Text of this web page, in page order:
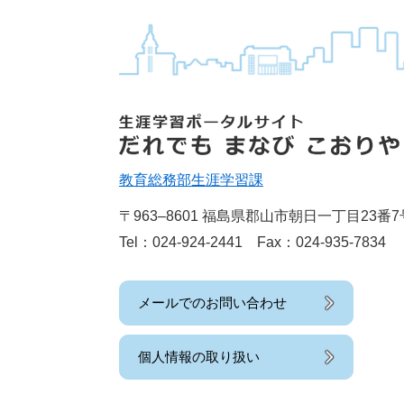
教育総務部生涯学習課
〒963‒8601 福島県郡山市朝日一丁目23番7
Tel：024-924-2441 Fax：024-935-7834
メールでのお問い合わせ
個人情報の取り扱い